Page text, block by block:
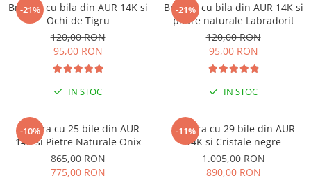
Lănțișoare cu Pietre Naturale
Lănțișoare Argint Diverse
COLIERE CU PERLE
Coliere cu Perle Naturale
Coliere cu Inimioare
Coliere cu Cruce
Coliere cu Stea
-21%
Bratara cu bila din AUR 14K si
Ochi de Tigru
120,00 RON
95,00 RON
IN STOC
-21%
Bratara cu bila din AUR 14K si
pietre naturale Labradorit
120,00 RON
95,00 RON
IN STOC
-10%
Bratara cu 25 bile din AUR
14K si Pietre Naturale Onix
865,00 RON
775,00 RON
-11%
Bratara cu 29 bile din AUR
14K si Cristale negre
1.005,00 RON
890,00 RON